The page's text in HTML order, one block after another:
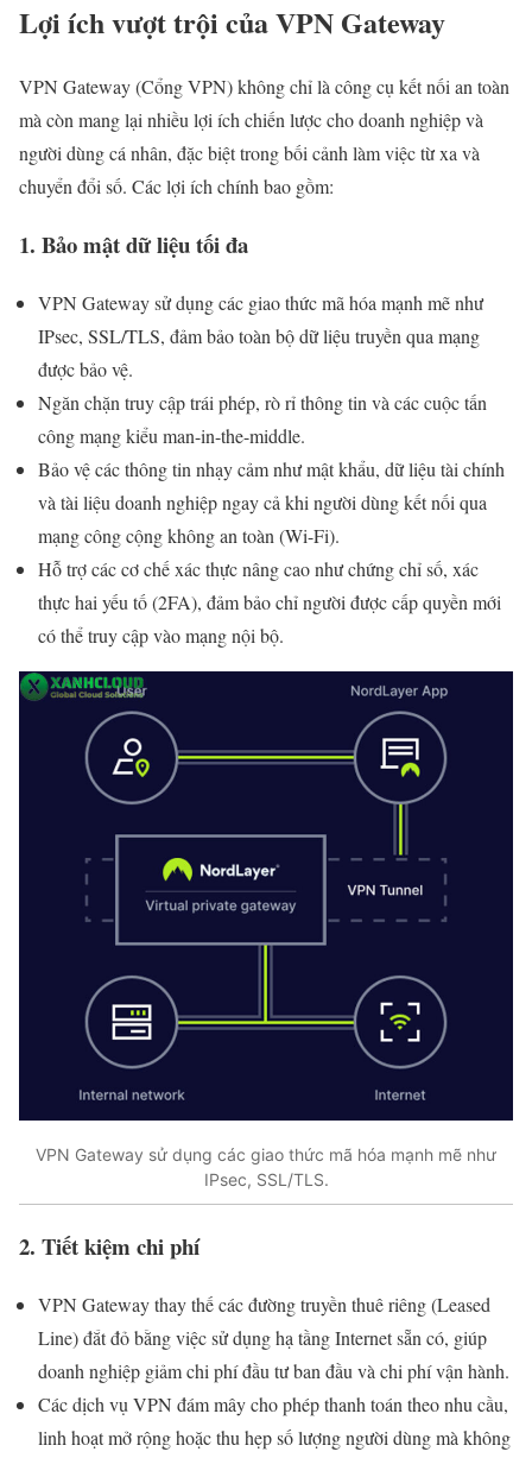
Lợi ích vượt trội của VPN Gateway
VPN Gateway (Cổng VPN) không chỉ là công cụ kết nối an toàn
mà còn mang lại nhiều lợi ích chiến lược cho doanh nghiệp và
người dùng cá nhân, đặc biệt trong bối cảnh làm việc từ xa và
chuyển đổi số. Các lợi ích chính bao gồm:
1. Bảo mật dữ liệu tối đa
VPN Gateway sử dụng các giao thức mã hóa mạnh mẽ như
IPsec, SSL/TLS, đảm bảo toàn bộ dữ liệu truyền qua mạng
được bảo vệ.
Ngăn chặn truy cập trái phép, rò rỉ thông tin và các cuộc tấn
công mạng kiểu man-in-the-middle.
Bảo vệ các thông tin nhạy cảm như mật khẩu, dữ liệu tài chính
và tài liệu doanh nghiệp ngay cả khi người dùng kết nối qua
mạng công cộng không an toàn (Wi-Fi).
Hỗ trợ các cơ chế xác thực nâng cao như chứng chỉ số, xác
thực hai yếu tố (2FA), đảm bảo chỉ người được cấp quyền mới
có thể truy cập vào mạng nội bộ.
VPN Gateway sử dụng các giao thức mã hóa mạnh mẽ như
IPsec, SSL/TLS.
2. Tiết kiệm chi phí
VPN Gateway thay thế các đường truyền thuê riêng (Leased
Line) đắt đỏ bằng việc sử dụng hạ tầng Internet sẵn có, giúp
doanh nghiệp giảm chi phí đầu tư ban đầu và chi phí vận hành.
Các dịch vụ VPN đám mây cho phép thanh toán theo nhu cầu,
linh hoạt mở rộng hoặc thu hẹp số lượng người dùng mà không